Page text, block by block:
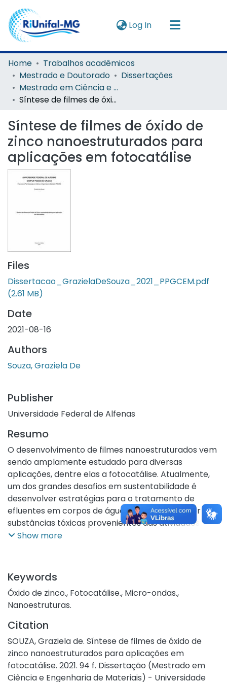
Log In(current)
Navigate by
Instructions
About
Home
Trabalhos acadêmicos
Mestrado e Doutorado
Dissertações
Mestrado em Ciência e Engenharia de Materiais
Síntese de filmes de óxido de zinco nanoestruturados para aplicações em fotocatálise
Síntese de filmes de óxido de
zinco nanoestruturados para
aplicações em fotocatálise
Files
Dissertacao_GrazielaDeSouza_2021_PPGCEM.pdf
(2.61 MB)
Date
2021-08-16
Authors
Souza, Graziela De
Publisher
Universidade Federal de Alfenas
Resumo
O desenvolvimento de filmes nanoestruturados vem
sendo amplamente estudado para diversas
aplicações, dentre elas a fotocatálise. Atualmente,
um dos grandes desafios em sustentabilidade é
desenvolver estratégias para o tratamento de
efluentes em corpos de água contaminados por
substâncias tóxicas provenientes das atividades
industriais. Dentre os Processos Oxidativos
poluentes. O óxido de zinco é um dos
semicondutores mais utilizados como catalisador em
processos fotocatalíticos. Considerando esses
fatores, o presente trabalho teve por objetivo
produzir filmes nanoestruturados de ZnO pelo
método de síntese hidrotermal assistido por micro-
ondas. As variáveis estudadas foram: o tipo de
substrato, o tempo de síntese e o tratamento
térmico na formação dos filmes. Os filmes foram
Show more
Keywords
Óxido de zinco., Fotocatálise., Micro-ondas.,
Nanoestruturas.
Citation
SOUZA, Graziela de. Síntese de filmes de óxido de
zinco nanoestruturados para aplicações em
fotocatálise. 2021. 94 f. Dissertação (Mestrado em
Ciência e Engenharia de Materiais) - Universidade